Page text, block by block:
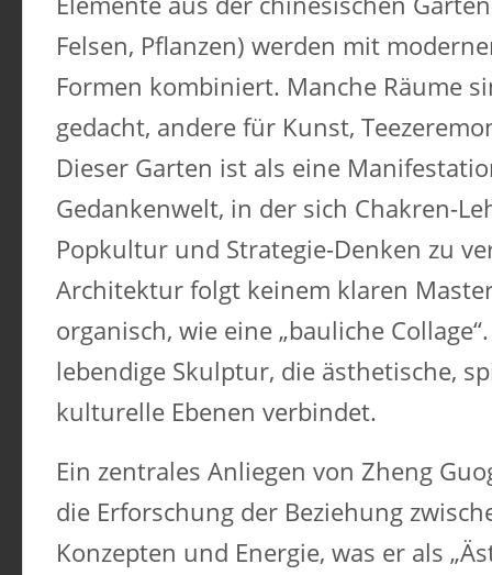
Felsen, Pflanzen) werden mit
Formen kombiniert. Manche Räume
gedacht, andere für Kunst,
Dieser Garten ist als eine
Gedankenwelt, in der sich Chakren-
Popkultur und Strategie-Denken zu
Architektur folgt keinem klaren
organisch, wie eine „bauliche
lebendige Skulptur, die ästhetische,
kulturelle Ebenen verbindet.
Ein zentrales Anliegen von Zheng
die Erforschung der Beziehung
Konzepten und Energie, was er als